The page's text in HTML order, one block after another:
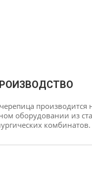
производится
оборудовании из
комбинатов.